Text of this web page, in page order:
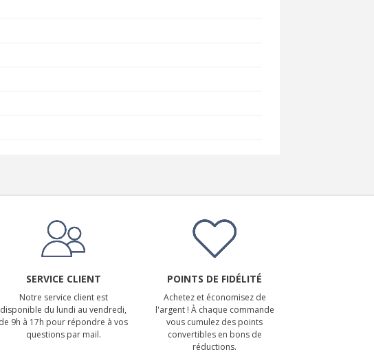
SERVICE CLIENT
Notre service client est
disponible du lundi au vendredi,
de 9h à 17h pour répondre à vos
questions par mail.
POINTS DE FIDÉLITÉ
Achetez et économisez de
l'argent ! À chaque commande
vous cumulez des points
convertibles en bons de
réductions.